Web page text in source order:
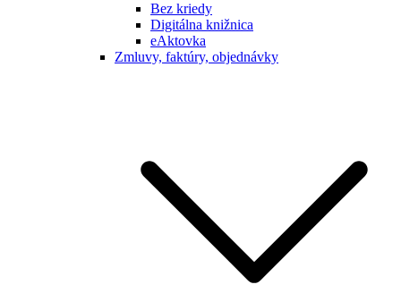
Bez kriedy
Digitálna knižnica
eAktovka
Zmluvy, faktúry, objednávky